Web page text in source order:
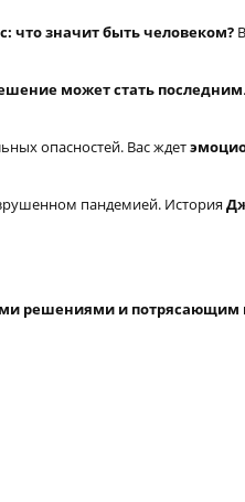
что значит быть человеком?
может стать последним
опасностей. Вас ждет
пандемией. История
решениями и потрясающим